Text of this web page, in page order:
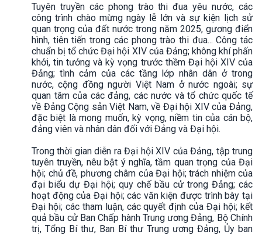
Tuyên truyền các phong trào thi đua yêu nước, các
công trình chào mừng ngày lễ lớn và sự kiện lịch sử
quan trọng của đất nước trong năm 2025, gương điển
hình, tiên tiến trong các phong trào thi đua... Công tác
chuẩn bị tổ chức Đại hội XIV của Đảng; không khí phấn
khởi, tin tưởng và kỳ vọng trước thềm Đại hội XIV của
Đảng; tình cảm của các tầng lớp nhân dân ở trong
nước, cộng đồng người Việt Nam ở nước ngoài; sự
quan tâm của các đảng, các nước và tổ chức quốc tế
về Đảng Cộng sản Việt Nam, về Đại hội XIV của Đảng,
đặc biệt là mong muốn, kỳ vọng, niềm tin của cán bộ,
đảng viên và nhân dân đối với Đảng và Đại hội.
Trong thời gian diễn ra Đại hội XIV của Đảng, tập trung
tuyên truyền, nêu bật ý nghĩa, tầm quan trọng của Đại
hội; chủ đề, phương châm của Đại hội; trách nhiệm của
đại biểu dự Đại hội; quy chế bầu cử trong Đảng; các
hoạt động của Đại hội; các văn kiện được trình bày tại
Đại hội; các tham luận, các quyết định của Đại hội; kết
quả bầu cử Ban Chấp hành Trung ương Đảng, Bộ Chính
trị, Tổng Bí thư, Ban Bí thư Trung ương Đảng, Ủy ban